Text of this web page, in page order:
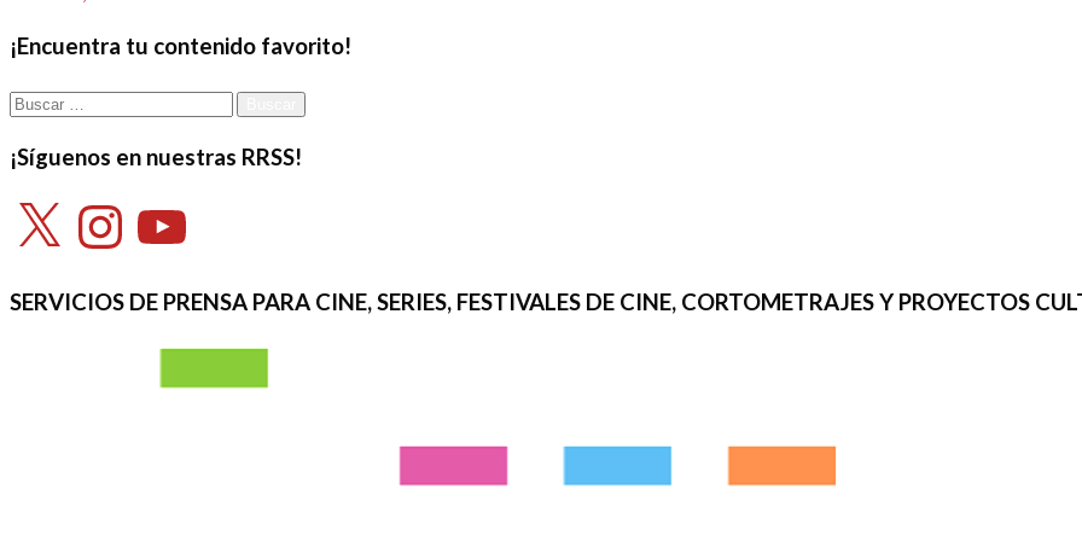
¡Encuentra tu contenido favorito!
Buscar:
¡Síguenos en nuestras RRSS!
X InstagramYouTube
SERVICIOS DE PRENSA PARA CINE, SERIES, FESTIVALES DE CINE, CORTOMETRAJES Y PROYECTOS